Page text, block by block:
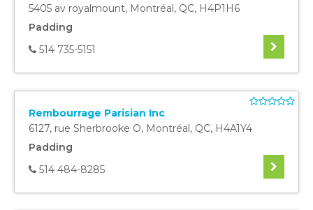
5405 av royalmount, Montréal, QC, H4P1H6
Padding
514 735-5151
Rembourrage Parisian Inc
6127, rue Sherbrooke O, Montréal, QC, H4A1Y4
Padding
514 484-8285